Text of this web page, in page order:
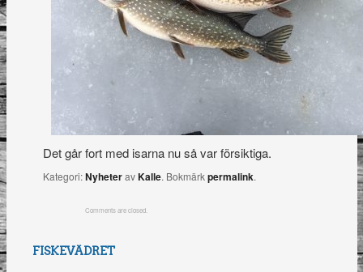
Det går fort med isarna nu så var försiktiga.
Kategori:NyheteravKalle. Bokmärkpermalink.
Comments are closed.
FISKEVÄDRET